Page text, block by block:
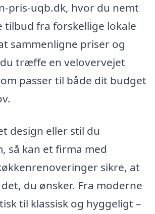
pris-uqb.dk, hvor du nemt
tilbud fra forskellige lokale
sammenligne priser og
træffe en velovervejet
passer til både dit budget
design eller stil du
så kan et firma med
sikre, at
du ønsker. Fra moderne
til klassisk og hyggeligt –